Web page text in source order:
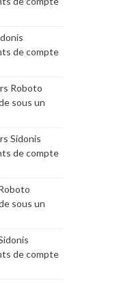
de compte
Roboto
sous un
Sidonis
de compte
sous un
de compte